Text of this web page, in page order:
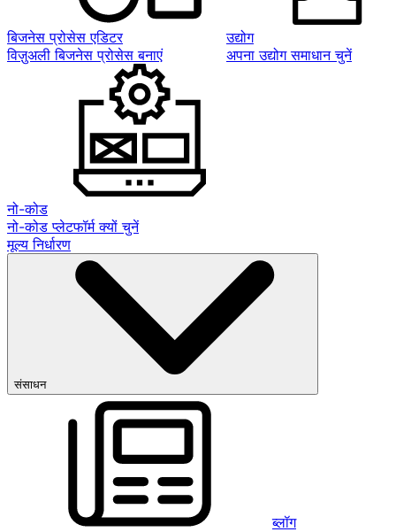
बिजनेस प्रोसेस एडिटर
विज़ुअली बिजनेस प्रोसेस बनाएं
उद्योग
अपना उद्योग समाधान चुनें
नो-कोड
नो-कोड प्लेटफॉर्म क्यों चुनें
मूल्य निर्धारण
संसाधन
ब्लॉग